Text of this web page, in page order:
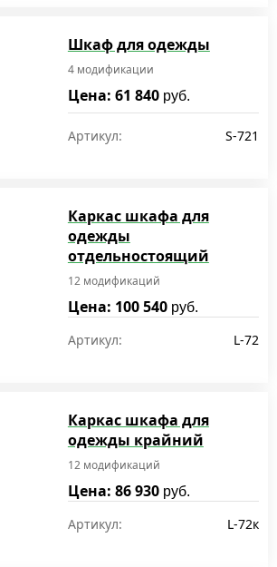
Шкаф для одежды
4 модификации
Цена: 61 840 руб.
Артикул: S-721
Каркас шкафа для
одежды
отдельностоящий
12 модификаций
Цена: 100 540 руб.
Артикул: L-72
Каркас шкафа для
одежды крайний
12 модификаций
Цена: 86 930 руб.
Артикул: L-72к